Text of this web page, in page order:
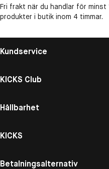
Fri frakt när du handlar för minst
produkter i butik inom 4 timmar.
Kundservice
KICKS Club
Hållbarhet
KICKS
Betalningsalternativ